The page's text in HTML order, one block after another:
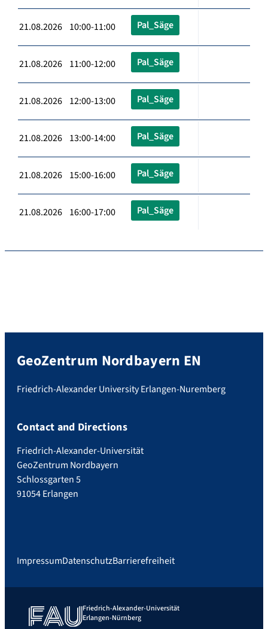
21.08.2026 10:00-11:00 Pal_Säge
21.08.2026 11:00-12:00 Pal_Säge
21.08.2026 12:00-13:00 Pal_Säge
21.08.2026 13:00-14:00 Pal_Säge
21.08.2026 15:00-16:00 Pal_Säge
21.08.2026 16:00-17:00 Pal_Säge
GeoZentrum Nordbayern EN
Friedrich-Alexander University Erlangen-Nuremberg
Contact and Directions
Friedrich-Alexander-Universität
GeoZentrum Nordbayern
Schlossgarten 5
91054 Erlangen
ImpressumDatenschutzBarrierefreiheit
Friedrich-Alexander-Universität
Erlangen-Nürnberg